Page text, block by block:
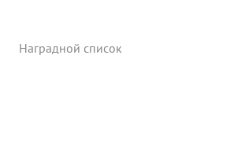
Наградной список